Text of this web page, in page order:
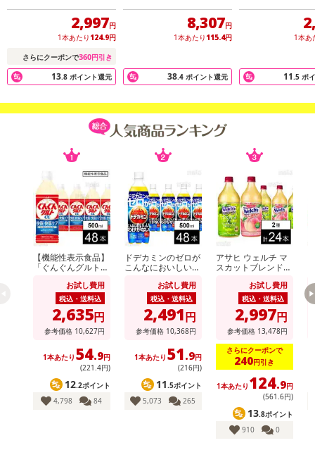
注意事項
【キャンセルについて】
※お申込み後のキャンセルはお受けできません。
記載されている内容を必ずご確認いただき、お届けする商品セット
にご納得いただきましたうえでお申し込みください。
※パッケージ変更や商品リニューアル(成分など含む)等により、参考
の掲載画像や画像内のバーコードなど、お届け商品と多少異なる場
合がございます。
また、[新たな加工食品の原料原産地表示制度]の経過措置期間の終
了により、商品詳細内に記載の原産国・原材料の表記が旧表記の場
合がございます。
あらかじめご了承いただいた上でお申込みください。なお、本理由
によるお申込み後のキャンセル・返品交換は対応いたしかねます。
2,997円
1本あたり 124.9円
さらにクーポンで360円引き
13.8 ポイント還元
8,307円
1本あたり 115.4円
38.4 ポイント還元
1本あ
11.5 ポ
【機能性表示食品】
「ぐんぐんグルトα
お試し費用
税込・送料込
2,635円
参考価格 10,627円
1本あたり 54.9円
(221 .4円)
12.2ポイント
4,798
84
ドデカミンのゼロが
こんなにおいしいわ
お試し費用
税込・送料込
2,491円
参考価格 10,368円
1本あたり 51.9円
(216円)
11 .5ポイント
5,073
265
アサヒ ウェルチ マ
スカットブレンド10
ーチ100 800gお試し費用
税込・送料込
2,997円
参考価格 13,478円
さらにクーポンで
240円引き
1本あたり 124.9円
(561.6円)
13.8ポイント
910
0